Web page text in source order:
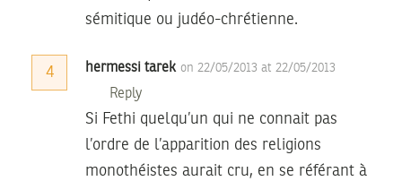
sémitique ou judéo-chrétienne.
4 hermessi tarek on 22/05/2013 at 22/05/2013
Reply
Si Fethi quelqu’un qui ne connait pas
l’ordre de l’apparition des religions
monothéistes aurait cru, en se référant à